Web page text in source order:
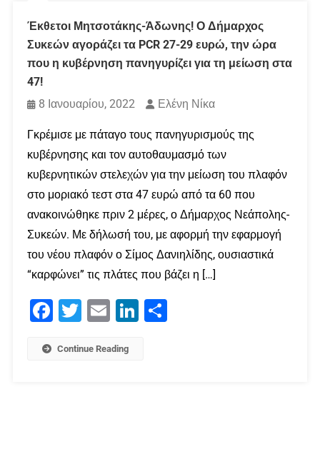
Έκθετοι Μητσοτάκης-Άδωνης! Ο Δήμαρχος
Συκεών αγοράζει τα PCR 27-29 ευρώ, την ώρα
που η κυβέρνηση πανηγυρίζει για τη μείωση στα
47!
8 Ιανουαρίου, 2022
Ελένη Νίκα
Γκρέμισε με πάταγο τους πανηγυρισμούς της
κυβέρνησης και τον αυτοθαυμασμό των
κυβερνητικών στελεχών για την μείωση του πλαφόν
στο μοριακό τεστ στα 47 ευρώ από τα 60 που
ανακοινώθηκε πριν 2 μέρες, ο Δήμαρχος Νεάπολης-
Συκεών. Με δήλωσή του, με αφορμή την εφαρμογή
του νέου πλαφόν ο Σίμος Δανιηλίδης, ουσιαστικά
“καρφώνει” τις πλάτες που βάζει η […]
Facebook
Twitter Email LinkedIn
Continue Reading